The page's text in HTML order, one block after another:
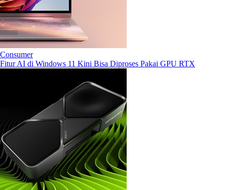
Consumer
Fitur AI di Windows 11 Kini Bisa Diproses Pakai GPU RTX